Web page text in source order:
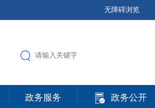
无障碍浏览
政务服务 政务公开